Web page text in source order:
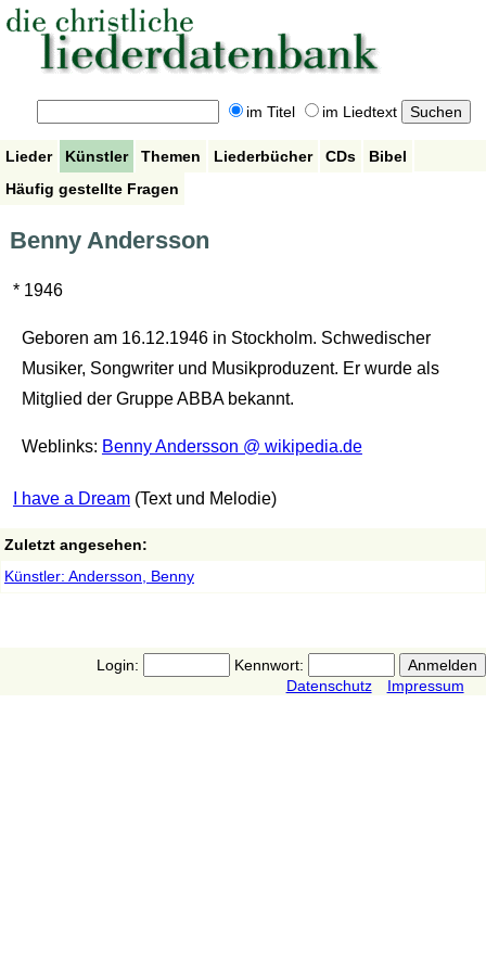
im Titel im Liedtext
Lieder Künstler Themen Liederbücher CDs
Bibel
Häufig gestellte Fragen
Benny Andersson
* 1946
Geboren am 16.12.1946 in Stockholm. Schwedischer
Musiker, Songwriter und Musikproduzent. Er wurde als
Mitglied der Gruppe ABBA bekannt.
Weblinks: Benny Andersson @ wikipedia.de
I have a Dream (Text und Melodie)
Zuletzt angesehen:
Künstler: Andersson, Benny
Login:
Kennwort:
Datenschutz
Impressum